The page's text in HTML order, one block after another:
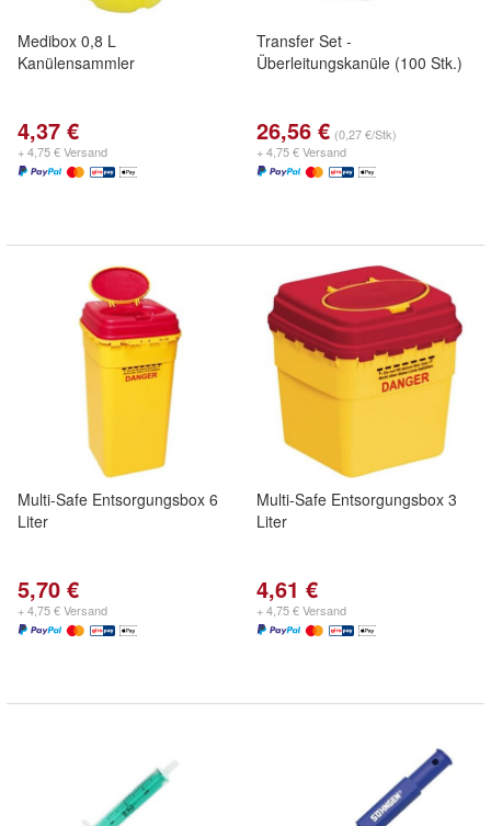
Medibox 0,8 L
Kanülensammler
4,37 €
+ 4,75 € Versand
Transfer Set -
Überleitungskanüle (100 Stk.)
26,56 € (0,27 €/Stk)
+ 4,75 € Versand
Multi-Safe Entsorgungsbox 6
Liter
5,70 €
+ 4,75 € Versand
Multi-Safe Entsorgungsbox 3
Liter
4,61 €
+ 4,75 € Versand